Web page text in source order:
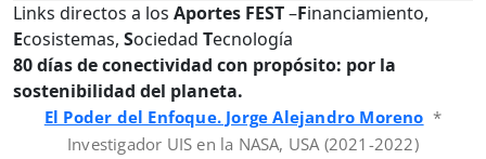
Links directos a los Aportes FEST–Financiamiento,
Ecosistemas, Sociedad Tecnología
80 días de conectividad con propósito: por la
sostenibilidad del planeta.
El Poder del Enfoque. Jorge Alejandro Moreno *
Investigador UIS en la NASA, USA (2021-2022)